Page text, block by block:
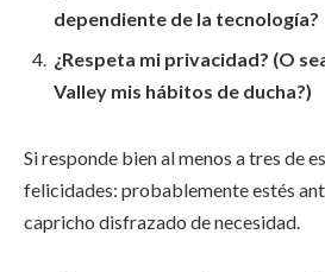
dependiente de la tecnología?
¿Respeta mi privacidad? (O
Valley mis hábitos de ducha?)
Si responde bien al menos a tres de
felicidades: probablemente estés
capricho disfrazado de necesidad.